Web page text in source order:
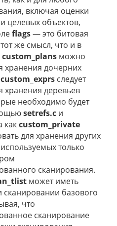
включая оценки
целевых объектов,
flags— это битовая
же смысл, что и в
custom_plans можно
хранения дочерних
custom_exprs следует
хранения деревьев
необходимо будет
setrefs.c и
какcustom_private
для хранения других
только
сканирования.
может иметь
сканировании базового
что
сканирование